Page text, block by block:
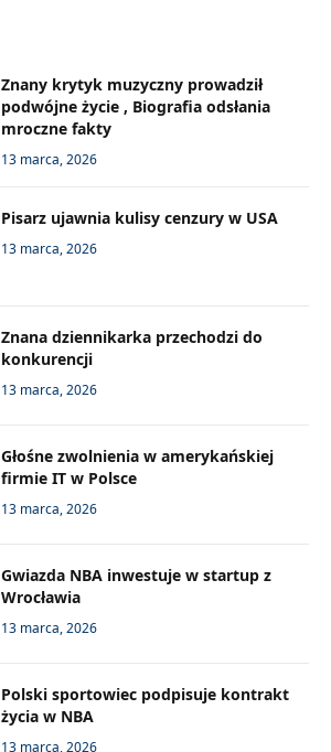
Znany krytyk muzyczny prowadził
podwójne życie , Biografia odsłania
mroczne fakty
13 marca, 2026
Pisarz ujawnia kulisy cenzury w USA
13 marca, 2026
Znana dziennikarka przechodzi do
konkurencji
13 marca, 2026
Głośne zwolnienia w amerykańskiej
firmie IT w Polsce
13 marca, 2026
Gwiazda NBA inwestuje w startup z
Wrocławia
13 marca, 2026
Polski sportowiec podpisuje kontrakt
życia w NBA
13 marca, 2026